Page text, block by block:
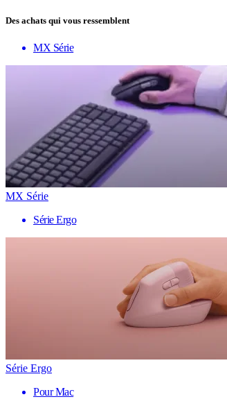
Des achats qui vous ressemblent
MX Série
MX Série
Série Ergo
Série Ergo
Pour Mac